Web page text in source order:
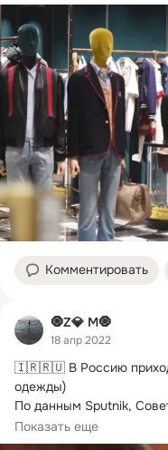
Комментировать
🧿Z💎 M🧿
18 апр 2022
🇮🇷🇷🇺 В Россию
одежды)
По данным Sputnik,
заинтересован в
Показать еще